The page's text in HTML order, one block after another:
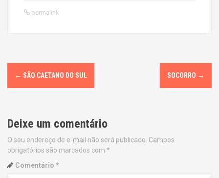
permalink
P
o
t
n
a
← SÃO CAETANO DO SUL SOCORRO →
Deixe um comentário
O seu endereço de e-mail não será publicado. Campos
obrigatórios são marcados com *
Comentário *